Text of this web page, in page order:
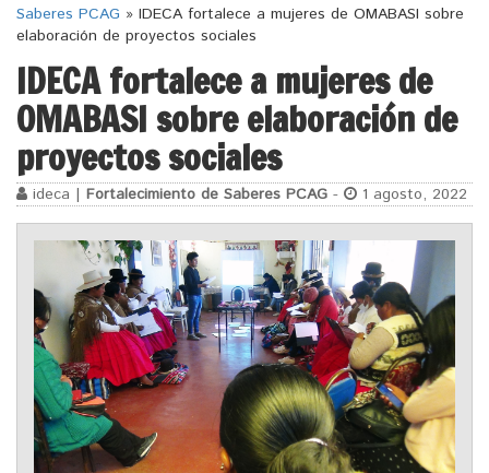
Saberes PCAG » IDECA fortalece a mujeres de OMABASI sobre
elaboración de proyectos sociales
IDECA fortalece a mujeres de
OMABASI sobre elaboración de
proyectos sociales
ideca | Fortalecimiento de Saberes PCAG - 1 agosto, 2022